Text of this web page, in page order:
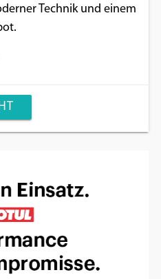
Technik und einem